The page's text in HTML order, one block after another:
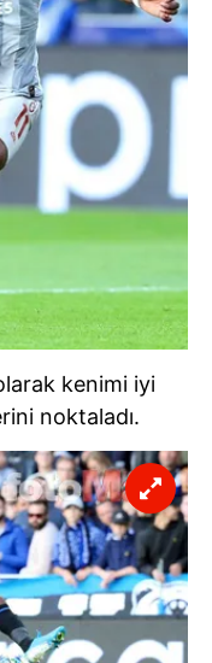
kenimi iyi
noktaladı.